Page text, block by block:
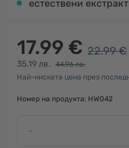
естествени
17.99 € 22.99 €
35.19 лв.
44.96 лв.
Най-ниската цена през
Номер на продукта: HW042
-